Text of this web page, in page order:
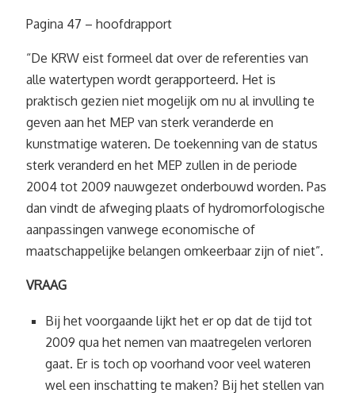
Pagina 47 – hoofdrapport
“De KRW eist formeel dat over de referenties van
alle watertypen wordt gerapporteerd. Het is
praktisch gezien niet mogelijk om nu al invulling te
geven aan het MEP van sterk veranderde en
kunstmatige wateren. De toekenning van de status
sterk veranderd en het MEP zullen in de periode
2004 tot 2009 nauwgezet onderbouwd worden. Pas
dan vindt de afweging plaats of hydromorfologische
aanpassingen vanwege economische of
maatschappelijke belangen omkeerbaar zijn of niet”.
VRAAG
Bij het voorgaande lijkt het er op dat de tijd tot
2009 qua het nemen van maatregelen verloren
gaat. Er is toch op voorhand voor veel wateren
wel een inschatting te maken? Bij het stellen van